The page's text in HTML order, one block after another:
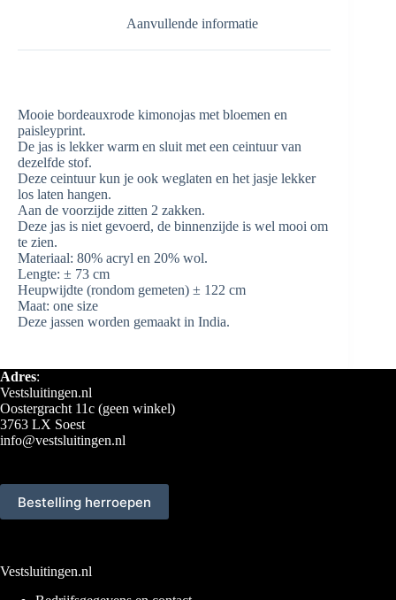
Aanvullende informatie
Mooie bordeauxrode kimonojas met bloemen en
paisleyprint.
De jas is lekker warm en sluit met een ceintuur van
dezelfde stof.
Deze ceintuur kun je ook weglaten en het jasje lekker
los laten hangen.
Aan de voorzijde zitten 2 zakken.
Deze jas is niet gevoerd, de binnenzijde is wel mooi om
te zien.
Materiaal: 80% acryl en 20% wol.
Lengte: ± 73 cm
Heupwijdte (rondom gemeten) ± 122 cm
Maat: one size
Deze jassen worden gemaakt in India.
Adres:
Vestsluitingen.nl
Oostergracht 11c (geen winkel)
3763 LX Soest
info@vestsluitingen.nl
Bestelling herroepen
Vestsluitingen.nl